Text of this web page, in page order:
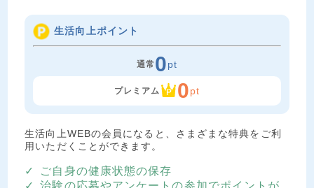
生活向上ポイント
通常 0pt
プレミアム 0pt
生活向上WEBの会員になると、さまざまな特典をご利
用いただくことができます。
ご自身の健康状態の保存
治験の応募やアンケートの参加でポイントが